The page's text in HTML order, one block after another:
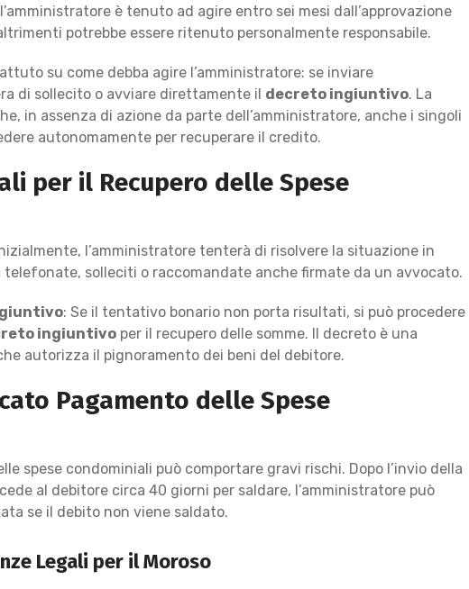
è tenuto ad agire entro sei mesi dall’approvazione
potrebbe essere ritenuto personalmente responsabile.
su come debba agire l’amministratore: se inviare
di sollecito o avviare direttamente il decreto ingiuntivo. La
in assenza di azione da parte dell’amministratore, anche i singoli
autonomamente per recuperare il credito.
per il Recupero delle Spese
l’amministratore tenterà di risolvere la situazione in
telefonate, solleciti o raccomandate anche firmate da un avvocato.
: Se il tentativo bonario non porta risultati, si può procedere
ingiuntivo per il recupero delle somme. Il decreto è una
autorizza il pignoramento dei beni del debitore.
Pagamento delle Spese
spese condominiali può comportare gravi rischi. Dopo l’invio della
al debitore circa 40 giorni per saldare, l’amministratore può
se il debito non viene saldato.
Legali per il Moroso